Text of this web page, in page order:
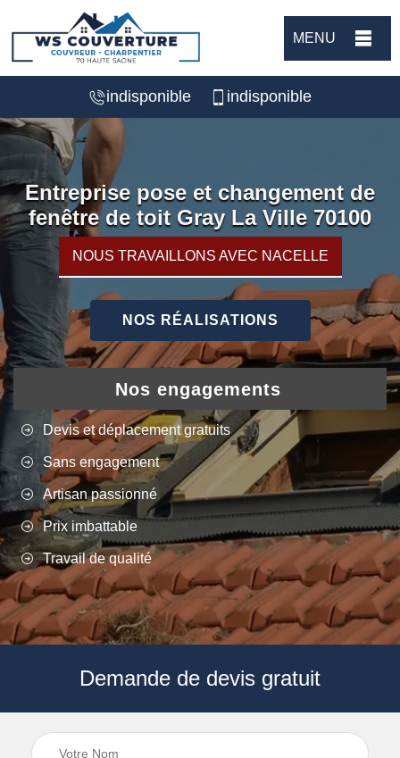
MENU
indisponible indisponible
Entreprise pose et changement de
fenêtre de toit Gray La Ville 70100
NOUS TRAVAILLONS AVEC NACELLE
NOS RÉALISATIONS
Nos engagements
Devis et déplacement gratuits
Sans engagement
Artisan passionné
Prix imbattable
Travail de qualité
Demande de devis gratuit